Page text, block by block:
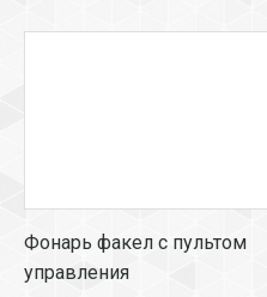
Фонарь факел с пультом
управления